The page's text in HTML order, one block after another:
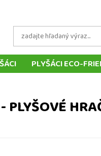
PLYŠÁCI ECO-
MOJA OBJEDNÁVKA
PLYŠOVÉ